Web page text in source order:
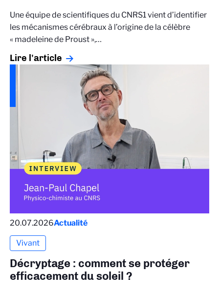
Une équipe de scientifiques du CNRS1 vient d’identifier
les mécanismes cérébraux à l’origine de la célèbre
« madeleine de Proust »,…
Lire l'article
20.07.2026Actualité
Vivant
Décryptage : comment se protéger
efficacement du soleil ?